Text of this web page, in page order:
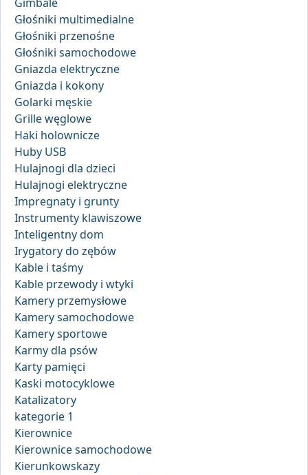
Głośniki multimedialne
Głośniki przenośne
Głośniki samochodowe
Gniazda elektryczne
Gniazda i kokony
Golarki męskie
Grille węglowe
Haki holownicze
Huby USB
Hulajnogi dla dzieci
Hulajnogi elektryczne
Impregnaty i grunty
Instrumenty klawiszowe
Inteligentny dom
Irygatory do zębów
Kable i taśmy
Kable przewody i wtyki
Kamery przemysłowe
Kamery samochodowe
Kamery sportowe
Karmy dla psów
Karty pamięci
Kaski motocyklowe
Katalizatory
kategorie 1
Kierownice
Kierownice samochodowe
Kierunkowskazy